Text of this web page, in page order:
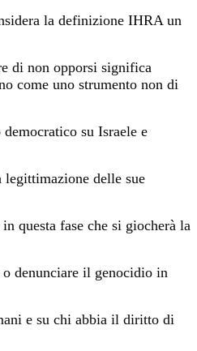
la definizione IHRA un
di non opporsi significa
come uno strumento non di
su Israele e
legittimazione delle sue
questa fase che si giocherà la
denunciare il genocidio in
e su chi abbia il diritto di